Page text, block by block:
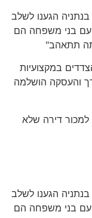
הגענו לשלב
עם בני משפחה הם
תתאהב"
חן בכישרון רב ניהל את העסקה מול 2 הצדדים במקצועיות
והעסקה הושלמה
דירה שלא
הגענו לשלב
עם בני משפחה הם